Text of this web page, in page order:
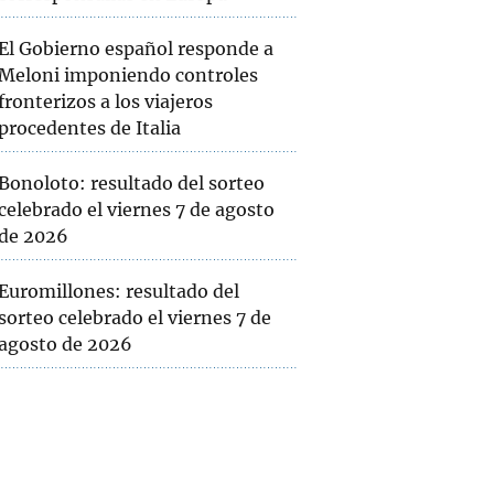
Gobierno español responde a
imponiendo controles
a los viajeros
de Italia
resultado del sorteo
el viernes 7 de agosto
2026
resultado del
celebrado el viernes 7 de
de 2026